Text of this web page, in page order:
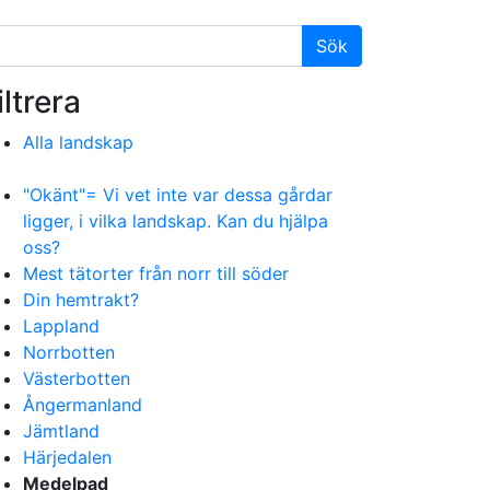
Alla landskap
"Okänt"= Vi vet inte var dessa gårdar
ligger, i vilka landskap. Kan du hjälpa
oss?
Mest tätorter från norr till söder
Din hemtrakt?
Lappland
Norrbotten
Västerbotten
Ångermanland
Jämtland
Härjedalen
Medelpad